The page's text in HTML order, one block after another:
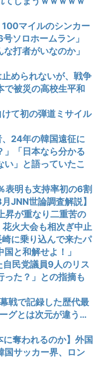
マイルのシンカー
ソロホームラン」
打者がいなのか」
止められないが、戦争
で被災の高校生平和
て初の弾道ミサイル
24年の韓国遠征に
」「日本なら分かる
い」と語っていたこ
表明も支持率初の6割
JNN世論調査解説】
昇が重なり二重苦の
火大会も相次ぎ中止
に乗り込んで来たパ
と和解せよ！」
民党議員9人のリス
った？」との指摘も
戦で記録した歴代最
グとは次元が違う…
に奪われるのか】外国
国サッカー界、ロン